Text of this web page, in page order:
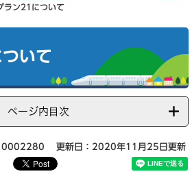
ラン21について
いて
ページ内目次
0002280 更新日：2020年11月25日更新